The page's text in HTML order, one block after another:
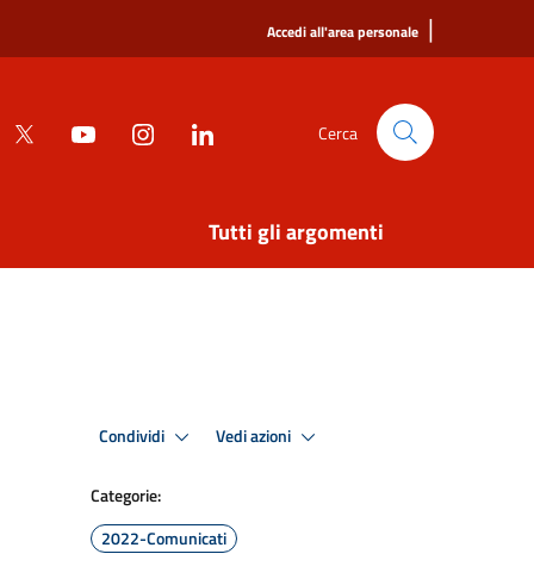
Accedi all'area personale |
Cerca
Tutti gli argomenti
Condividi Vedi azioni
Categorie:
2022-Comunicati